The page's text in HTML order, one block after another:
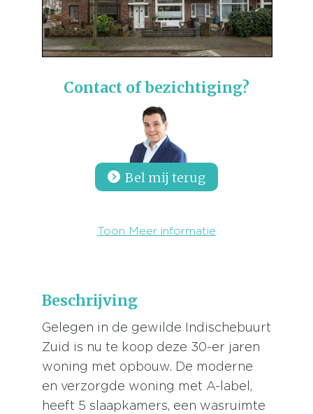
Contact of bezichtiging?
Bel mij terug
Toon Meer informatie
Beschrijving
Gelegen in de gewilde Indischebuurt
Zuid is nu te koop deze 30-er jaren
woning met opbouw. De moderne
en verzorgde woning met A-label,
heeft 5 slaapkamers, een wasruimte